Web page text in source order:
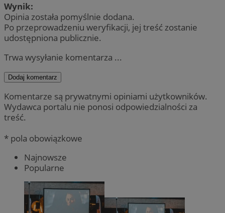
Wynik:
Opinia została pomyślnie dodana.
Po przeprowadzeniu weryfikacji, jej treść zostanie
udostępniona publicznie.
Trwa wysyłanie komentarza ...
Dodaj komentarz
Komentarze są prywatnymi opiniami użytkowników.
Wydawca portalu nie ponosi odpowiedzialności za
treść.
* pola obowiązkowe
Najnowsze
Popularne